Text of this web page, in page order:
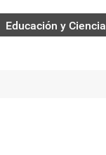
Educación y Ciencia